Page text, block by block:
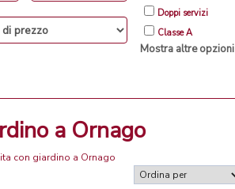
Doppi servizi
Classe A
Mostra altre opzioni
a Ornago
con giardino a Ornago